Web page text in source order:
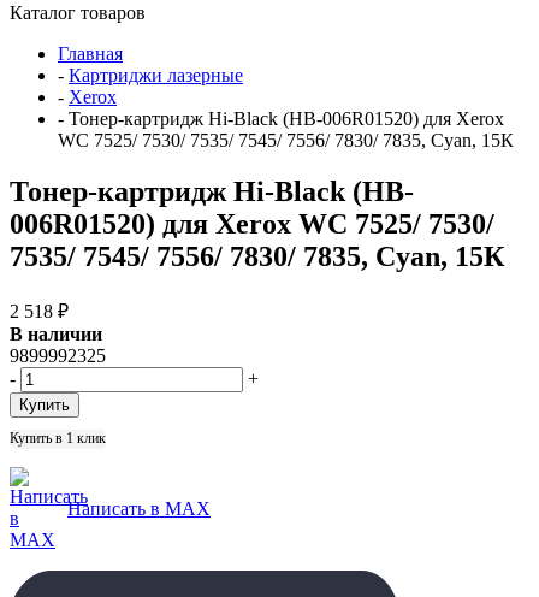
Каталог товаров
Главная
- Картриджи лазерные
- Xerox
- Тонер-картридж Hi-Black (HB-006R01520) для Xerox
WC 7525/ 7530/ 7535/ 7545/ 7556/ 7830/ 7835, Cyan, 15К
Тонер-картридж Hi-Black (HB-
006R01520) для Xerox WC 7525/ 7530/
7535/ 7545/ 7556/ 7830/ 7835, Cyan, 15К
2 518 ₽
В наличии
9899992325
-
+
Купить в 1 клик
Написать в MAX